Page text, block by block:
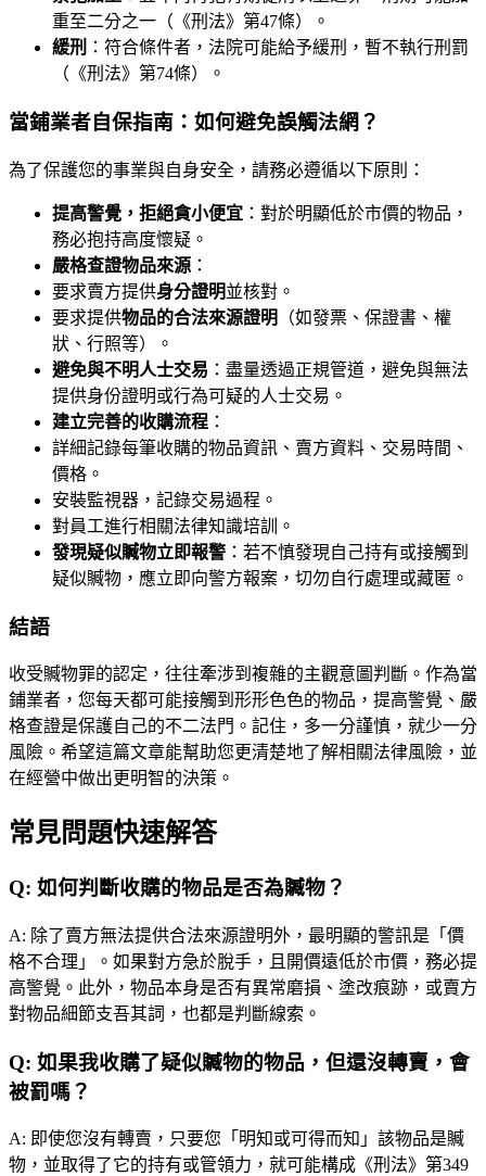
重至二分之一（《刑法》第47條）。
緩刑 ：符合條件者，法院可能給予緩刑，暫不執行刑罰
（《刑法》第74條）。
當鋪業者自保指南：如何避免誤觸法網？
為了保護您的事業與自身安全，請務必遵循以下原則：
提高警覺，拒絕貪小便宜 ：對於明顯低於市價的物品，
務必抱持高度懷疑。
嚴格查證物品來源 ：
要求賣方提供身分證明並核對。
要求提供物品的合法來源證明
（如發票、保證書、權
狀、行照等）。
避免與不明人士交易 ：盡量透過正規管道，避免與無法
提供身份證明或行為可疑的人士交易。
建立完善的收購流程 ：
詳細記錄每筆收購的物品資訊、賣方資料、交易時間、
價格。
安裝監視器，記錄交易過程。
對員工進行相關法律知識培訓。
發現疑似贓物立即報警 ：若不慎發現自己持有或接觸到
疑似贓物，應立即向警方報案，切勿自行處理或藏匿。
結語
收受贓物罪的認定，往往牽涉到複雜的主觀意圖判斷。作為當
鋪業者，您每天都可能接觸到形形色色的物品，提高警覺、嚴
格查證是保護自己的不二法門。記住，多一分謹慎，就少一分
風險。希望這篇文章能幫助您更清楚地了解相關法律風險，並
在經營中做出更明智的決策。
常見問題快速解答
Q: 如何判斷收購的物品是否為贓物？
A: 除了賣方無法提供合法來源證明外，最明顯的警訊是「價
格不合理」。如果對方急於脫手，且開價遠低於市價，務必提
高警覺。此外，物品本身是否有異常磨損、塗改痕跡，或賣方
對物品細節支吾其詞，也都是判斷線索。
Q: 如果我收購了疑似贓物的物品，但還沒轉賣，會
被罰嗎？
A: 即使您沒有轉賣，只要您「明知或可得而知」該物品是贓
物，並取得了它的持有或管領力，就可能構成《刑法》第349